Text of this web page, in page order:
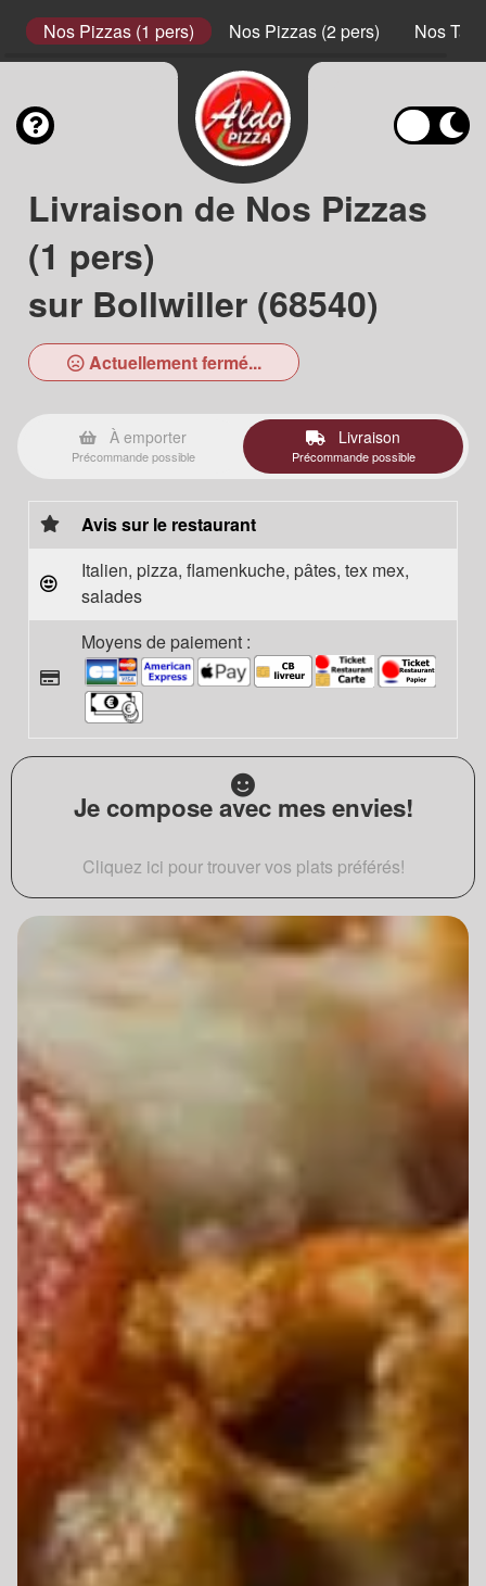
Nos Pizzas (1 pers) Nos Pizzas (2 pers) Nos
Livraison de Nos Pizzas
(1 pers)
sur Bollwiller (68540)
Actuellement fermé...
À emporter
Précommande possible
Livraison
Précommande possible
Avis sur le restaurant
Italien, pizza, flamenkuche, pâtes, tex mex,
salades
Moyens de paiement :
Je compose avec mes envies!
Cliquez ici pour trouver vos plats préférés!